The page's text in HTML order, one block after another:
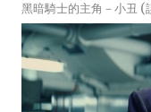
黑暗騎士的主角－小丑